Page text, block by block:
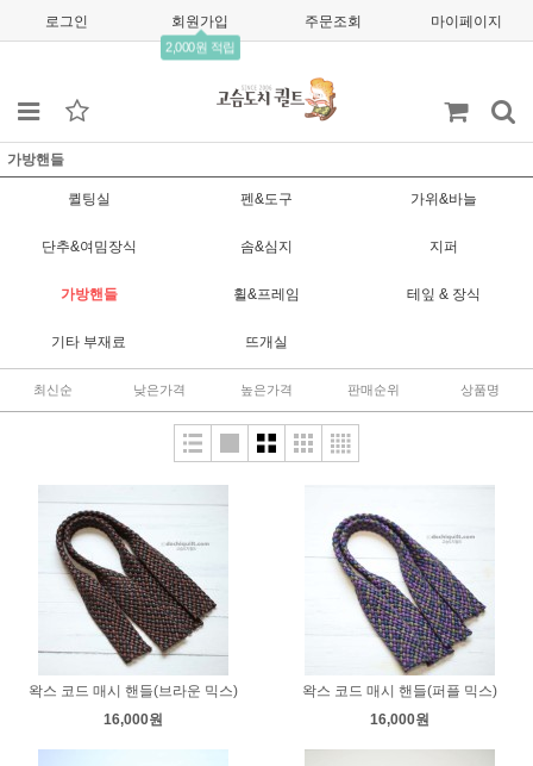
로그인 회원가입
2,000원 적립
주문조회 마이페이지
가방핸들
퀼팅실 펜&도구 가위&바늘
단추&여밈장식 솜&심지 지퍼
가방핸들 휠&프레임 테잎 & 장식
기타 부재료 뜨개실
최신순 낮은가격 높은가격 판매순위 상품명
왁스 코드 매시 핸들(브라운 믹스)
16,000원
왁스 코드 매시 핸들(퍼플 믹스)
16,000원